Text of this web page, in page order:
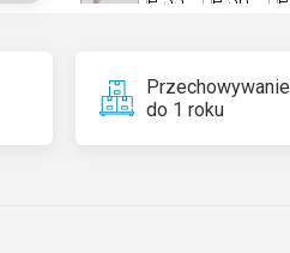
Przechowywanie
do 1 roku